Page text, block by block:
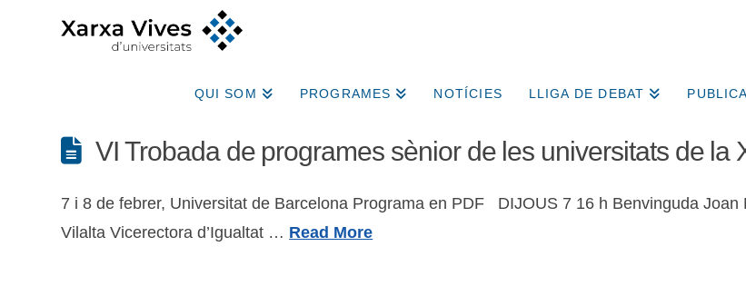
QUI SOM PROGRAMES NOTÍCIES LLIGA DE DEBAT
VI Trobada de programes sènior de les universitats de la
7 i 8 de febrer, Universitat de Barcelona Programa en PDF DIJOUS 7 16 h Benvinguda
Vilalta Vicerectora d’Igualtat … Read More